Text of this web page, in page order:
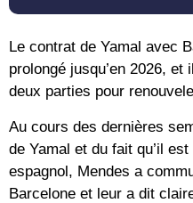
Le contrat de Yamal avec
prolongé jusqu’en 2026,
deux parties pour
Au cours des dernières
de Yamal et du fait qu’il
espagnol, Mendes a
Barcelone et leur a dit